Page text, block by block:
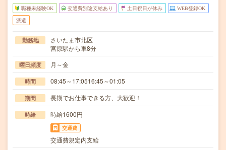
職種未経験OK 交通費別途支給あり 土日祝日が休み WEB登録OK
派遣
勤務地
さいたま市北区
宮原駅から車8分
曜日頻度 月～金
時間 08:45～17:0516:45～01:05
期間 長期でお仕事できる方、大歓迎！
時給 時給1600円
交通費
交通費規定内支給